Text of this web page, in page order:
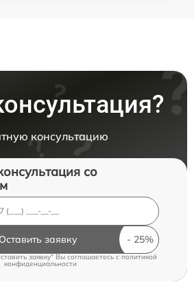
консультацию
со
Оставить заявку
заявку" Вы соглашаетесь cполитикой
конфиденциальности